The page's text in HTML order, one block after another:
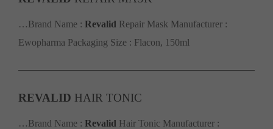
…Brand Name : Revalid Repair Mask Manufacturer :
Ewopharma Packaging Size : Flacon, 150ml
REVALID HAIR TONIC
…Brand Name : Revalid Hair Tonic Manufacturer :